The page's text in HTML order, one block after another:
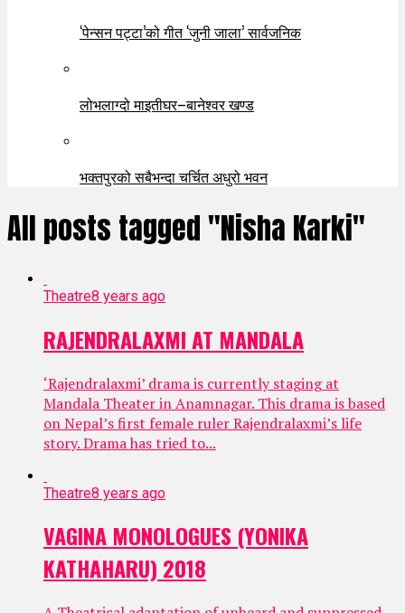
‘पेन्सन पट्टा’को गीत ‘जुनी जाला’ सार्वजनिक
लोभलाग्दो माइतीघर–बानेश्वर खण्ड
भक्तपुरको सबैभन्दा चर्चित अधुरो भवन
All posts tagged "Nisha Karki"
Theatre8 years ago
RAJENDRALAXMI AT MANDALA
‘Rajendralaxmi’ drama is currently staging at
Mandala Theater in Anamnagar. This drama is based
on Nepal’s first female ruler Rajendralaxmi’s life
story. Drama has tried to...
Theatre8 years ago
VAGINA MONOLOGUES (YONIKA
KATHAHARU) 2018